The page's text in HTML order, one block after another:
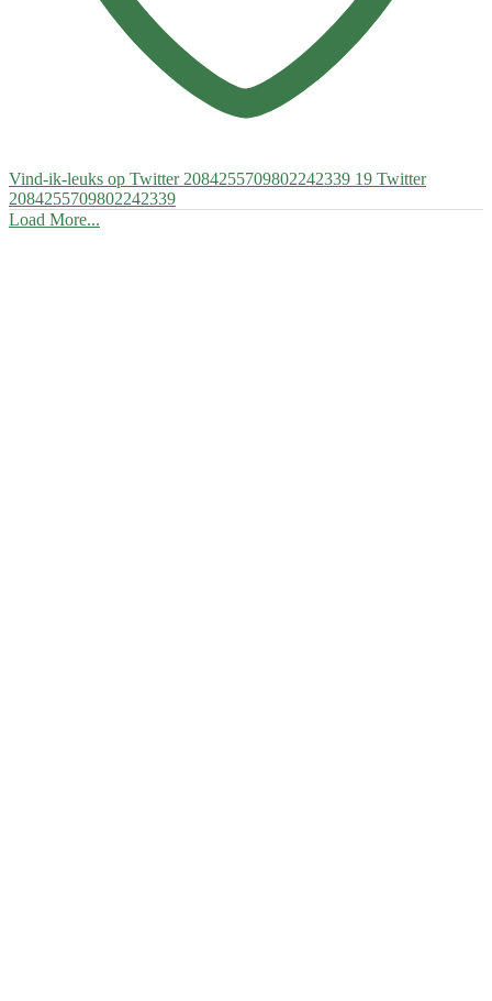
Vind-ik-leuks op Twitter 2084255709802242339 19 Twitter
2084255709802242339
Load More...